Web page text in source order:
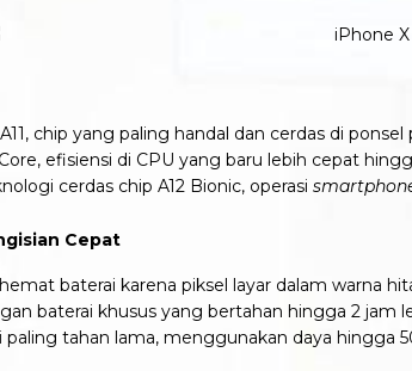
chip yang paling handal dan cerdas di
efisiensi di CPU yang baru lebih cepat
cerdas chip A12 Bionic, operasi
Cepat
baterai karena piksel layar dalam warna
baterai khusus yang bertahan hingga 2
tahan lama, menggunakan daya hingga